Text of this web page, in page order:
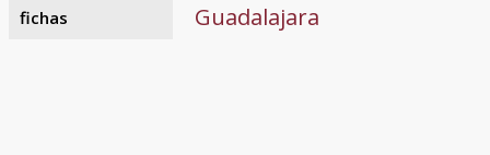
fichas
Guadalajara